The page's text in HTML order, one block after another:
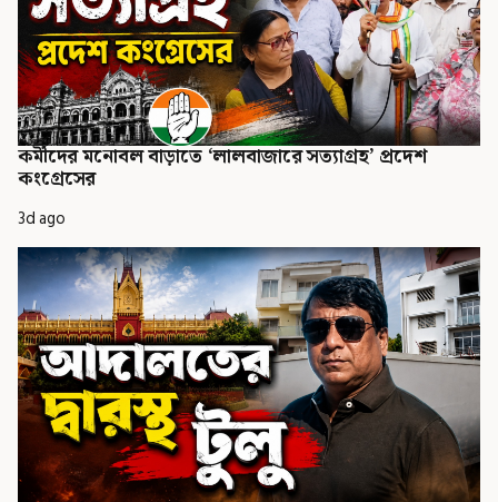
কর্মীদের মনোবল বাড়াতে ‘লালবাজারে সত্যাগ্রহ’ প্রদেশ
কংগ্রেসের
3d ago